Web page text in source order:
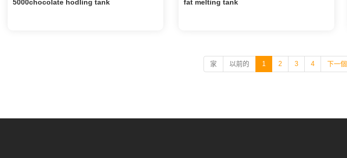
5000chocolate hodling tank fat melting tank
家 以前的 1 2 3 4 下一個